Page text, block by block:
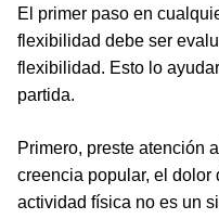
El primer paso en
flexibilidad debe ser
flexibilidad. Esto lo
partida.
Primero, preste atención
creencia popular, el dolor
actividad física no es un